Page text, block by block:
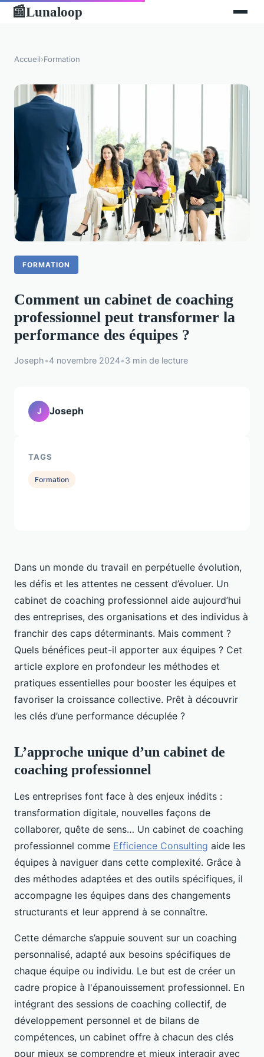
📰Lunaloop
Accueil›Formation
FORMATION
Comment un cabinet de coaching
professionnel peut transformer la
performance des équipes ?
Joseph•4 novembre 2024•3 min de lecture
Dans un monde du travail en perpétuelle évolution,
les défis et les attentes ne cessent d’évoluer. Un
cabinet de coaching professionnel aide aujourd’hui
des entreprises, des organisations et des individus à
franchir des caps déterminants. Mais comment ?
Quels bénéfices peut-il apporter aux équipes ? Cet
article explore en profondeur les méthodes et
pratiques essentielles pour booster les équipes et
favoriser la croissance collective. Prêt à découvrir
les clés d’une performance décuplée ?
L’approche unique d’un cabinet de
coaching professionnel
Les entreprises font face à des enjeux inédits :
transformation digitale, nouvelles façons de
collaborer, quête de sens… Un cabinet de coaching
professionnel comme Efficience Consulting aide les
équipes à naviguer dans cette complexité. Grâce à
des méthodes adaptées et des outils spécifiques, il
accompagne les équipes dans des changements
structurants et leur apprend à se connaître.
Cette démarche s’appuie souvent sur un coaching
personnalisé, adapté aux besoins spécifiques de
chaque équipe ou individu. Le but est de créer un
cadre propice à l'épanouissement professionnel. En
intégrant des sessions de coaching collectif, de
développement personnel et de bilans de
compétences, un cabinet offre à chacun des clés
pour mieux se comprendre et mieux interagir avec
J Joseph
TAGS
Formation